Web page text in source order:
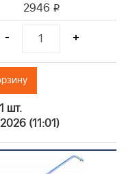
2946 i
- +
шт.
(11:01)